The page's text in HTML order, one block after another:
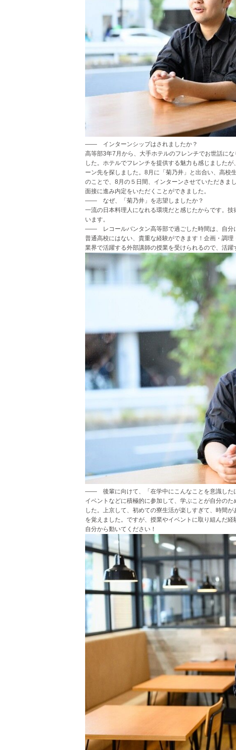
―― インターンシップはされましたか？
高等部3年7月から、大手ホテルのフレンチでお世話に
した。ホテルでフレンチを提供する魅力も感じました
ーン先を探しました。8月に「菊乃井」と出合い、高校
のことで、8月の５日間、インターンさせていただきま
面接に進み内定をいただくことができました。
―― なぜ、「菊乃井」を志望しましたか？
一流の日本料理人になれる環境だと感じたからです。
います。
―― レコールバンタン高等部で過ごした時間は、自分
普通高校にはない、貴重な経験ができます！企画・調
業界で活躍する外部講師の授業を受けられるので、活
―― 後輩に向けて、「在学中にこんなことを意識した
イベントなどに積極的に参加して、学ぶことが自分の
した。上京して、初めての寮生活が楽しすぎて、時間
を覚えました。ですが、授業やイベントに取り組んだ
自分から動いてください！